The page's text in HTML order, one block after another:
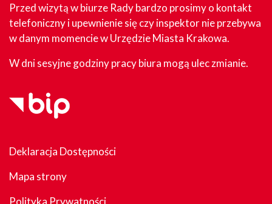
Przed wizytą w biurze Rady bardzo prosimy o kontakt
telefoniczny i upewnienie się czy inspektor nie przebywa
w danym momencie w Urzędzie Miasta Krakowa.
W dni sesyjne godziny pracy biura mogą ulec zmianie.
Deklaracja Dostępności
Mapa strony
Polityka Prywatności